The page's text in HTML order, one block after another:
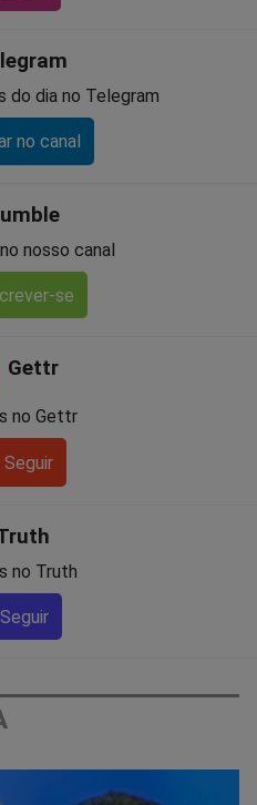
do dia no Telegram
no canal
nosso canal
se
Gettr
no Gettr
Seguir
no Truth
Seguir